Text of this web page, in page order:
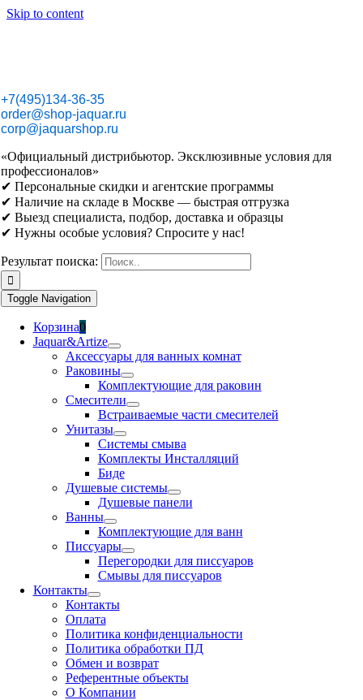
Skip to content
+7(495)134-36-35
order@shop-jaquar.ru
corp@jaquarshop.ru
«Официальный дистрибьютор. Эксклюзивные условия для
профессионалов»
✔ Персональные скидки и агентские программы
✔ Наличие на складе в Москве — быстрая отгрузка
✔ Выезд специалиста, подбор, доставка и образцы
✔ Нужны особые условия? Спросите у нас!
Результат поиска:
Toggle Navigation
Корзина0
Jaquar&Artize
Аксессуары для ванных комнат
Раковины
Комплектующие для раковин
Смесители
Встраиваемые части смесителей
Унитазы
Системы смыва
Комплекты Инсталляций
Биде
Душевые системы
Душевые панели
Ванны
Комплектующие для ванн
Писсуары
Перегородки для писсуаров
Смывы для писсуаров
Контакты
Контакты
Оплата
Политика конфиденциальности
Политика обработки ПД
Обмен и возврат
Референтные объекты
О Компании